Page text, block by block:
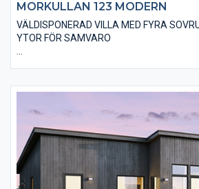
MORKULLAN 123 MODERN
VÄLDISPONERAD VILLA MED FYRA
YTOR FÖR SAMVARO
utan större takutsprång som belagts
fönsterfoder och knutbrädor. Du kan fritt
materialval för att ge huset din